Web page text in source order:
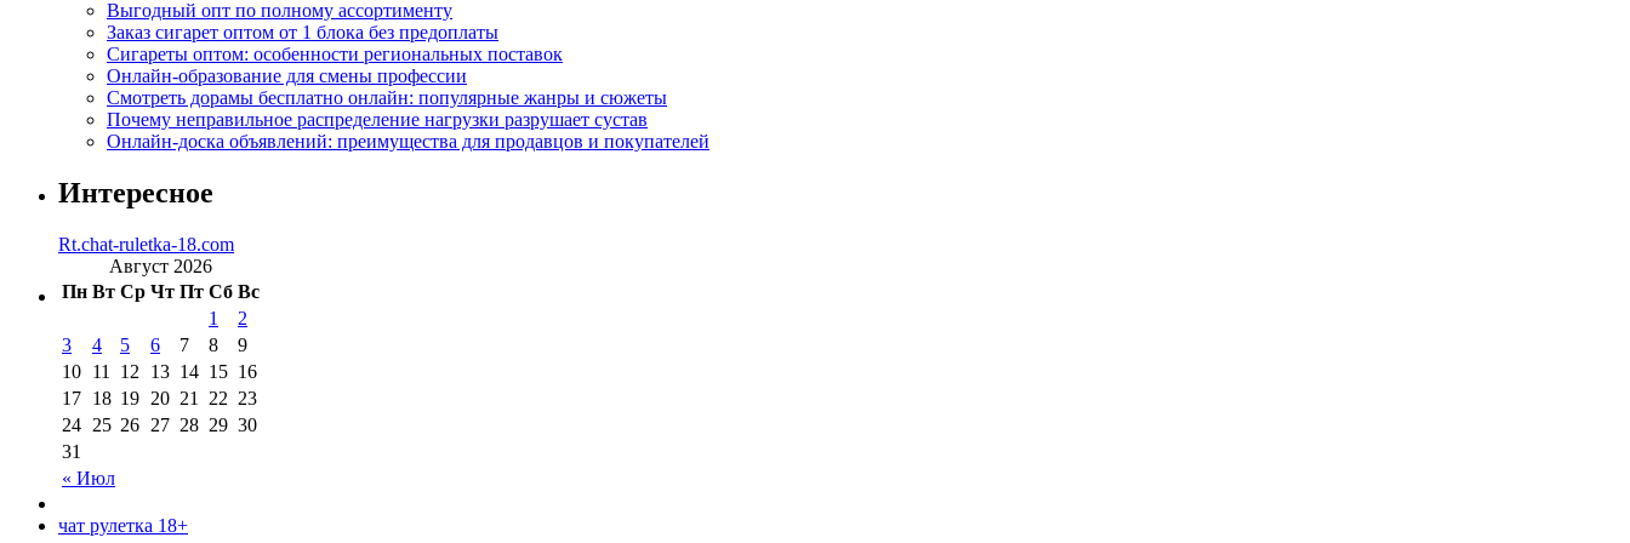
Выгодный опт по полному ассортименту
Заказ сигарет оптом от 1 блока без предоплаты
Сигареты оптом: особенности региональных поставок
Онлайн-образование для смены профессии
Смотреть дорамы бесплатно онлайн: популярные жанры и сюжеты
Почему неправильное распределение нагрузки разрушает сустав
Онлайн-доска объявлений: преимущества для продавцов и покупателей
Интересное
Rt.chat-ruletka-18.com
Август 2026
Пн Вт Ср Чт Пт Сб Вс
« Июл
1
2
3
4 5 6 7 8
9
10 11 12 13 14 15 16
17 18 19 20 21 22 23
24 25 26 27 28 29 30
31
чат рулетка 18+